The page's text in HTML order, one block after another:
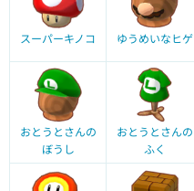
スーパーキノコ ゆうめいなヒゲ
おとうとさんの
ぼうし
おとうとさんの
ふく